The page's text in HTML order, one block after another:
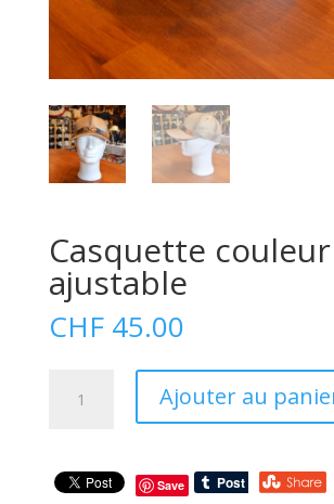
Casquette
ajustable
CHF45.00
sable
Ajouter au
Save